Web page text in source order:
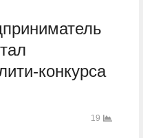
конкурса
19